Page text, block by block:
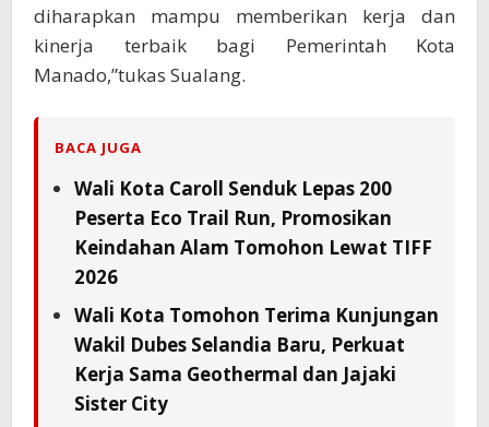
diharapkan mampu memberikan kerja dan
kinerja terbaik bagi Pemerintah Kota
Manado,”tukas Sualang.
BACA JUGA
Wali Kota Caroll Senduk Lepas 200
Peserta Eco Trail Run, Promosikan
Keindahan Alam Tomohon Lewat TIFF
2026
Wali Kota Tomohon Terima Kunjungan
Wakil Dubes Selandia Baru, Perkuat
Kerja Sama Geothermal dan Jajaki
Sister City